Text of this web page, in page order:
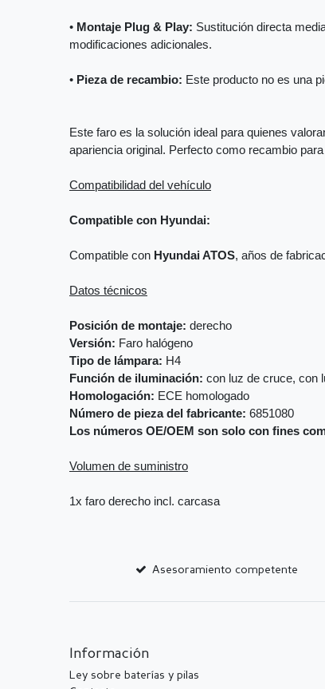
• Montaje Plug & Play: Sustitución directa
modificaciones adicionales.
• Pieza de recambio: Este producto no es una
Este faro es la solución ideal para quienes
apariencia original. Perfecto como recambio
Compatibilidad del vehículo
Compatible con Hyundai:
Compatible con Hyundai ATOS, años de
Datos técnicos
Posición de montaje: derecho
Versión: Faro halógeno
Tipo de lámpara: H4
Función de iluminación: con luz de cruce, con
Homologación: ECE homologado
Número de pieza del fabricante: 6851080
Los números OE/OEM son solo con fines
Volumen de suministro
1x faro derecho incl. carcasa
Asesoramiento competente
Información
Ley sobre baterías y pilas